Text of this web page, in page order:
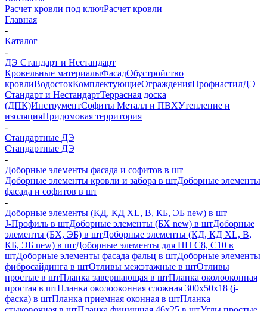
Расчет кровли под ключРасчет кровли
Главная
-
Каталог
-
ДЭ Стандарт и Нестандарт
Кровельные материалыФасадОбустройство
кровлиВодостокКомплектующиеОгражденияПрофнастилДЭ
Стандарт и НестандартТеррасная доска
(ДПК)ИнструментСофиты Металл и ПВХУтепление и
изоляцияПридомовая территория
-
Стандартные ДЭ
Стандартные ДЭ
-
Доборные элементы фасада и софитов в шт
Доборные элементы кровли и забора в штДоборные элементы
фасада и софитов в шт
-
Доборные элементы (КД, КД XL, В, КБ, ЭБ new) в шт
J-Профиль в штДоборные элементы (БХ new) в штДоборные
элементы (БХ, ЭБ) в штДоборные элементы (КД, КД XL, В,
КБ, ЭБ new) в штДоборные элементы для ПН С8, С10 в
штДоборные элементы фасада фальц в штДоборные элементы
фибросайдинга в штОтливы межэтажные в штОтливы
простые в штПланка завершающая в штПланка околооконная
простая в штПланка околооконная сложная 300х50х18 (j-
фаска) в штПланка приемная оконная в штПланка